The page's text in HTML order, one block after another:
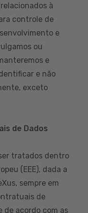
à
controle de
e
ou
e
e não
exceto
de Dados
tratados dentro
(EEE), dada a
sempre em
de
de acordo com as